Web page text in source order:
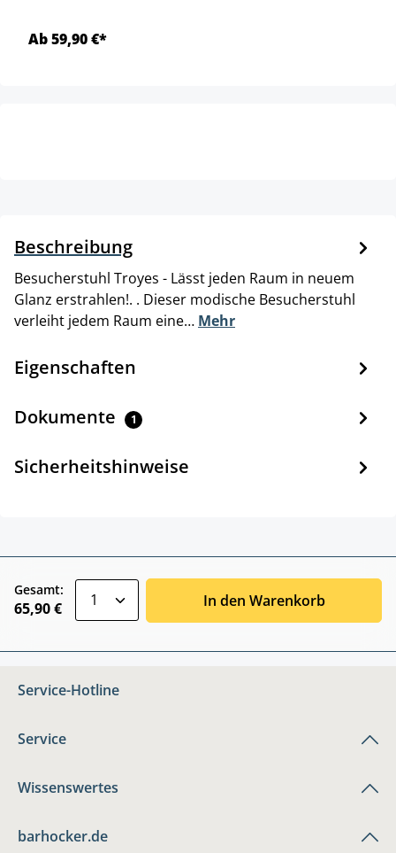
Ab 59,90 €*
Beschreibung
Besucherstuhl Troyes - Lässt jeden Raum in neuem
Glanz erstrahlen!. . Dieser modische Besucherstuhl
verleiht jedem Raum eine… Mehr
Eigenschaften
Dokumente 1
Sicherheitshinweise
Gesamt:
65,90 € In den Warenkorb
Service-Hotline
Service
Wissenswertes
barhocker.de